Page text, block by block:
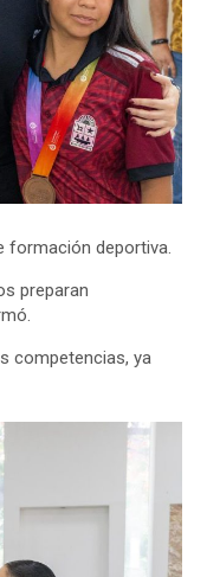
formación deportiva.
preparan
competencias, ya